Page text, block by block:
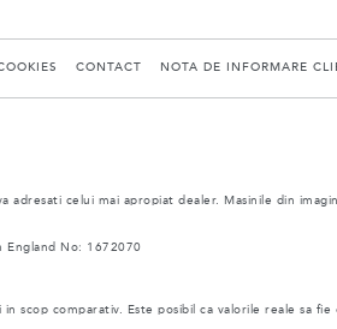
CONTACT NOTA DE INFORMARE
celui mai apropiat dealer. Masinile din
England No: 1672070
comparativ. Este posibil ca valorile reale sa